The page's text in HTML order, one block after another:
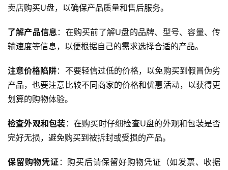
教
站
运
维
虚
拟
机
卖店购买U盘，以确保产品质量和售后服务。
了解产品信息 ：在购买前了解U盘的品牌、型号、容量、传
输速度等信息，以便根据自己的需求选择合适的产品。
注意价格陷阱：不要轻信过低的价格，以免购买到假冒伪劣
产品，也要注意比较不同商家的价格和优惠活动，以获得更
划算的购物体验。
检查外观和包装 ：在购买时仔细检查U盘的外观和包装是否
完好无损，避免购买到被拆封或受损的产品。
保留购物凭证 ：购买后请保留好购物凭证（如发票、收据